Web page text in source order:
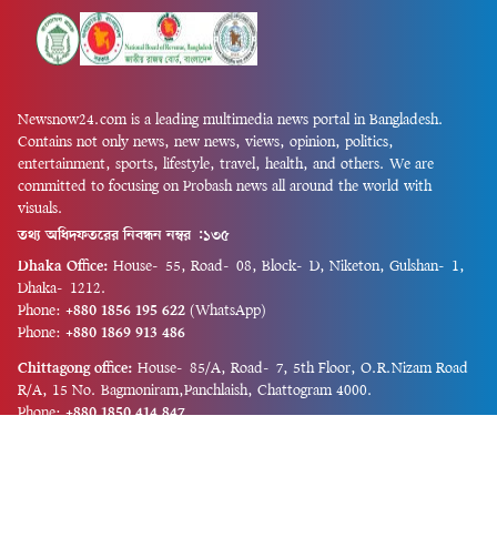
Newsnow24.com is a leading multimedia news portal in Bangladesh.
Contains not only news, new news, views, opinion, politics,
entertainment, sports, lifestyle, travel, health, and others. We are
committed to focusing on Probash news all around the world with
visuals.
তথ্য অধিদফতরের নিবন্ধন নম্বর :১৩৫
Dhaka Office: House-55, Road-08, Block-D, Niketon, Gulshan-1,
Dhaka-1212.
Phone: +880 1856 195 622 (WhatsApp)
Phone: +880 1869 913 486
Chittagong office: House-85/A, Road-7, 5th Floor, O.R.Nizam Road
R/A, 15 No. Bagmoniram,Panchlaish, Chattogram 4000.
Phone: +880 1850 414 847